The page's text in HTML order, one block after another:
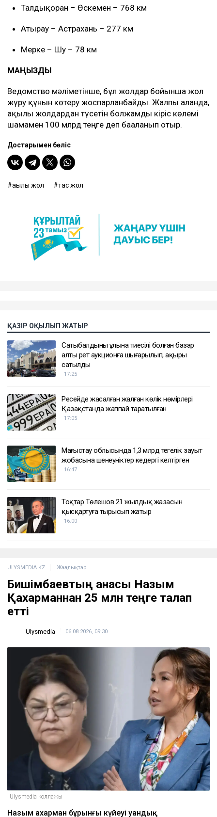
Талдықорған – Өскемен – 768 км
Атырау – Астрахань – 277 км
Мерке – Шу – 78 км
МАҢЫЗДЫ
Ведомство мәліметінше, бұл жолдар бойынша жол
жүру құнын көтеру жоспарланбайды. Жалпы алғанда,
ақылы жолдардан түсетін болжамды кіріс көлемі
шамамен 100 млрд теңге деп бағаланып отыр.
Достарыңмен бөліс
ақылы жол тас жол
ҚАЗІР ОҚЫЛЫП ЖАТЫР
17:25
Ресейде жасалған жалған көлік нөмірлері
Қазақстанда жаппай таратылған
жобасына шенеуніктер кедергі келтірген
16:47
Тоқтар Төлешов 21 жылдық жазасын
қысқартуға тырысып жатыр
16:00
ULYSMEDIA.KZ Жаңалықтар
Бишімбаевтың анасы Назым
Қахарманнан 25 млн теңге талап